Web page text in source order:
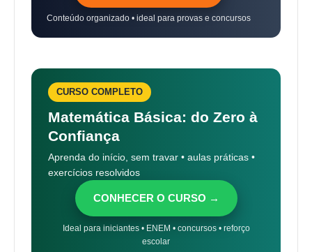
Conteúdo organizado • ideal para provas e concursos
CURSO COMPLETO
Matemática Básica: do Zero à
Confiança
Aprenda do início, sem travar • aulas práticas •
exercícios resolvidos
CONHECER O CURSO →
Ideal para iniciantes • ENEM • concursos • reforço
escolar